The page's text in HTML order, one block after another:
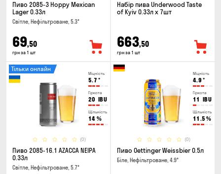
Пиво 2085-3 Hoppy Mexican
Lager 0.33л
Світле, Нефільтроване, 5.3°
69,50
грн за 1 шт
Набір пива Underwood Taste
of Kyiv 0.33л x 7шт
663,50
грн за 1 шт
Міцність
5.7 °
Гіркота
20 IBU
Щільність
14 %
(0)
Тільки онлайн
Пиво 2085-16.1 AZACCA NEIPA
0.33л
Світле, Нефільтроване, 5.7°
Міцність
4.9 °
Гіркота
11 IBU
Щільність
11.5 %
(0)
Пиво Oettinger Weissbier 0.5л
Біле, Нефільтроване, 4.9°